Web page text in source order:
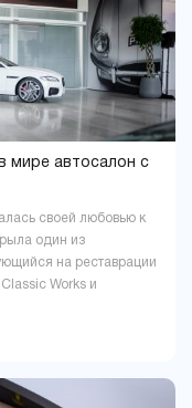
мире автосалон с
своей любовью к
один из
на реставрации
Works и